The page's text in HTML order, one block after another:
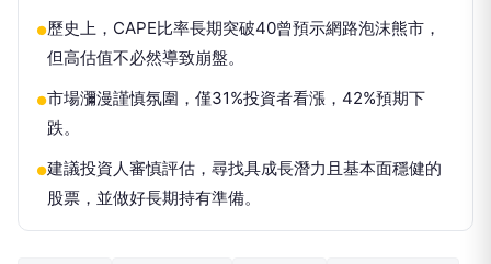
●歷史上，CAPE比率長期突破40曾預示網路泡沫熊市，
但高估值不必然導致崩盤。
●市場瀰漫謹慎氛圍，僅31%投資者看漲，42%預期下
跌。
●建議投資人審慎評估，尋找具成長潛力且基本面穩健的
股票，並做好長期持有準備。